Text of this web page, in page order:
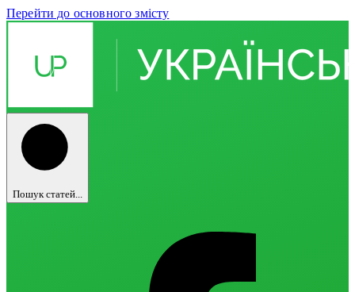
Перейти до основного змісту
Пошук статей...